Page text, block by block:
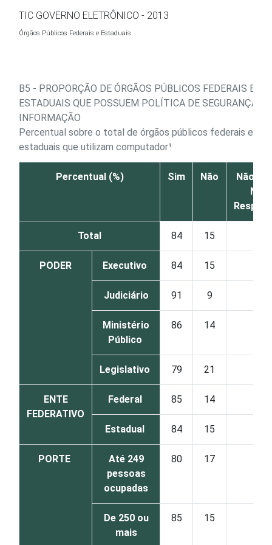
TIC GOVERNO ELETRÔNICO - 2013
Órgãos Públicos Federais e Estaduais
B5 - PROPORÇÃO DE ÓRGÃOS PÚBLICOS FEDERAIS E
ESTADUAIS QUE POSSUEM POLÍTICA DE SEGURANÇA DA
INFORMAÇÃO
Percentual sobre o total de órgãos públicos federais e
estaduais que utilizam computador¹
Percentual (%) Sim Não
Não
Não
Total 84 15
PODER Executivo 84 15
Judiciário 91 9
Ministério
Público
86 14
Legislativo 79 21
ENTE
FEDERATIVO
Federal 85 14
Estadual 84 15
PORTE
Até 249
pessoas
ocupadas
80 17
De 250 ou
mais
85 15